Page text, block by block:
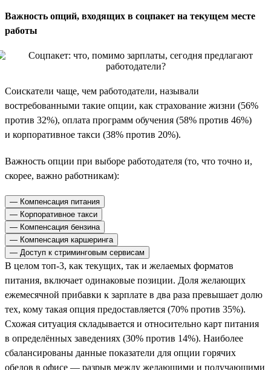
Важность опций, входящих в соцпакет на текущем месте
работы
Соискатели чаще, чем работодатели, называли
востребованными такие опции, как страхование жизни (56%
против 32%), оплата программ обучения (58% против 46%)
и корпоративное такси (38% против 20%).
Важность опции при выборе работодателя (то, что точно и,
скорее, важно работникам):
— Компенсация питания
— Корпоративное такси
— Компенсация бензина
— Компенсация каршеринга
— Доступ к стриминговым сервисам
В целом топ-3, как текущих, так и желаемых форматов
питания, включает одинаковые позиции. Доля желающих
ежемесячной прибавки к зарплате в два раза превышает долю
тех, кому такая опция предоставляется (70% против 35%).
Схожая ситуация складывается и относительно карт питания
в определённых заведениях (30% против 14%). Наиболее
сбалансированы данные показатели для опции горячих
обедов в офисе — разрыв между желающими и получающими